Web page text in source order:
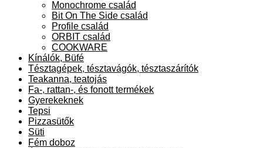
Monochrome család
Bit On The Side család
Profile család
ORBIT család
COOKWARE
Kínálók, Büfé
Tésztagépek, tésztavágók, tésztaszárítók
Teakanna, teatojás
Fa-, rattan-, és fonott termékek
Gyerekeknek
Tepsi
Pizzasütők
Süti
Fém doboz